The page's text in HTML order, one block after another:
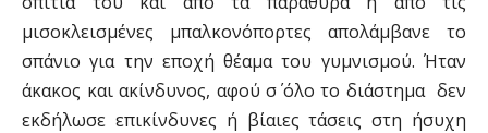
μισοκλεισμένες μπαλκονόπορτες απολάμβανε το
σπάνιο για την εποχή θέαμα του γυμνισμού. Ήταν
άκακος και ακίνδυνος, αφού σ΄ όλο το διάστημα δεν
εκδήλωσε επικίνδυνες ή βίαιες τάσεις στη ήσυχη